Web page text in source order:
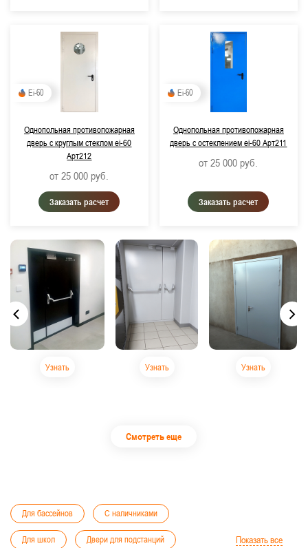
Ei-60
Однопольная противопожарная
дверь с круглым стеклом ei-60
Арт212
от 25 000 руб.
Заказать расчет
Ei-60
Однопольная противопожарная
дверь с остеклением ei-60 Арт211
от 25 000 руб.
Заказать расчет
Узнать Узнать Узнать
Смотреть еще
Для бассейнов С наличниками
Для школ Двери для подстанций Показать все